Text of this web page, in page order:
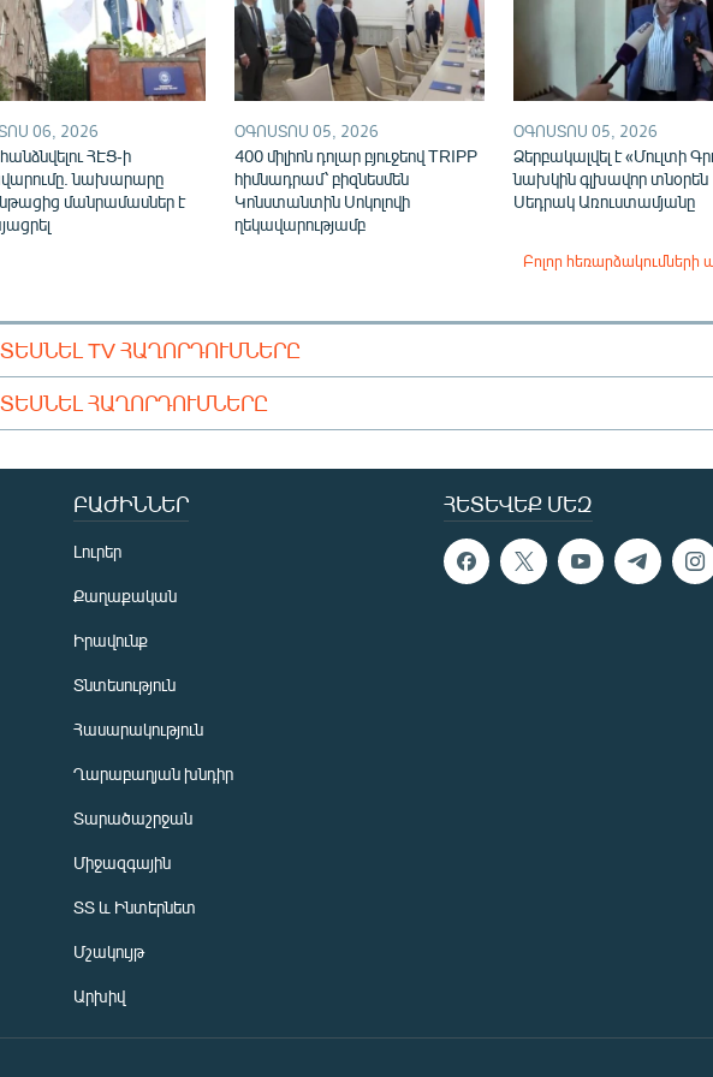
06, 2026
հանձնվելու ՀԷՑ-ի
նախարարը
մանրամասներ է
ՕԳՈՍՏՈՍ 05, 2026
400 միլիոն դոլար բյուջեով TRIPP
հիմնադրամ՝ բիզնեսմեն
Կոնստանտին Սոկոլովի
ղեկավարությամբ
ՕԳՈՍՏՈՍ 05, 2026
Ձերբակալվել է «Մուլտի
նախկին գլխավոր տնօրեն
Սեդրակ Առուստամյանը
Բոլոր հեռարձակումների
ՏԵՍՆԵԼ TV ՀԱՂՈՐԴՈՒՄՆԵՐԸ
ՏԵՍՆԵԼ ՀԱՂՈՐԴՈՒՄՆԵՐԸ
ՀԵՏԵՎԵՔ ՄԵԶ
ԲԱԺԻՆՆԵՐ
Լուրեր
Քաղաքական
Իրավունք
Տնտեսություն
Հասարակություն
Ղարաբաղյան խնդիր
Տարածաշրջան
Միջազգային
ՏՏ և Ինտերնետ
Մշակույթ
Արխիվ